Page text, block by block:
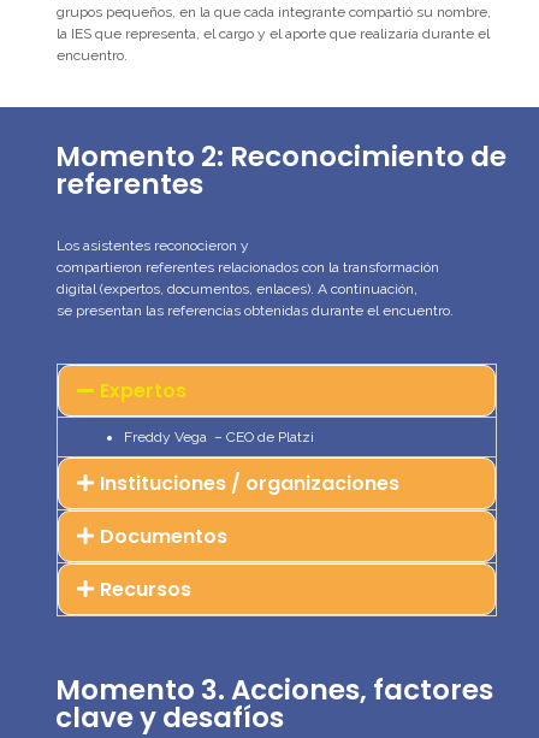
grupos pequeños, en la que cada integrante compartió su nombre,
la IES que representa, el cargo y el aporte que realizaría durante el
encuentro.
Momento 2: Reconocimiento de
referentes
Los asistentes reconocieron y
compartieron referentes relacionados con la transformación
digital(expertos, documentos, enlaces). A continuación,
se presentan las referencias obtenidas durante el encuentro.
Expertos
Freddy Vega – CEO de Platzi
Instituciones / organizaciones
Documentos
Recursos
Momento 3. Acciones, factores
clave y desafíos